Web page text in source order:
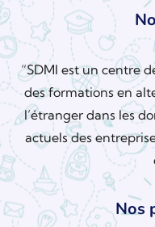
“SDMI est un centre
des formations en
l’étranger dans les
actuels des
Nos